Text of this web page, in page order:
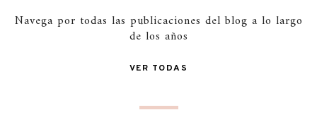
Navega por todas las publicaciones del blog a lo largo
de los años
VER TODAS